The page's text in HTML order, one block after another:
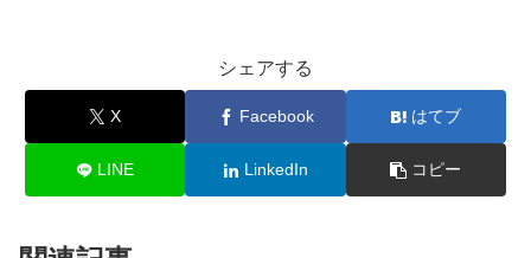
シェアする
X Facebook はてブ
LINE LinkedIn コピー